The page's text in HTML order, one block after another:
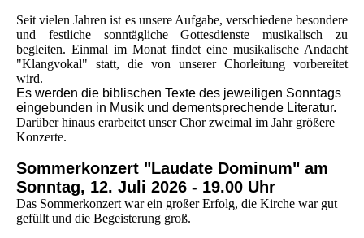
Seit vielen Jahren ist es unsere Aufgabe, verschiedene besondere
und festliche sonntägliche Gottesdienste musikalisch zu
begleiten. Einmal im Monat findet eine musikalische Andacht
"Klangvokal" statt, die von unserer Chorleitung vorbereitet
wird.
Es werden die biblischen Texte des jeweiligen Sonntags
eingebunden in Musik und dementsprechende Literatur.
Darüber hinaus erarbeitet unser Chor zweimal im Jahr größere
Konzerte.
Sommerkonzert "Laudate Dominum" am
Sonntag, 12. Juli 2026 - 19.00 Uhr
Das Sommerkonzert war ein großer Erfolg, die Kirche war gut
gefüllt und die Begeisterung groß.